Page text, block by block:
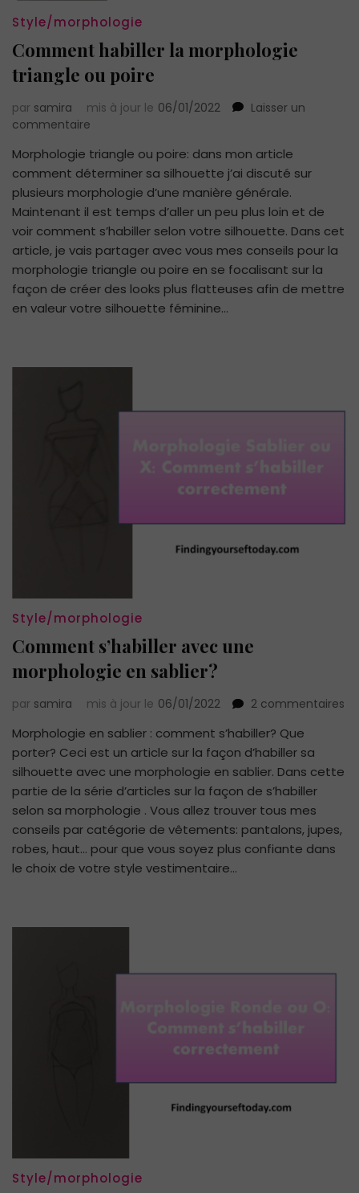
Style/morphologie
Comment habiller la morphologie
triangle ou poire
par samira mis à jour le 06/01/2022
Laisser un
commentaire
habiller
la
morphologie
triangle
ou
Morphologie triangle ou poire: dans mon article
comment déterminer sa silhouette j’ai discuté sur
plusieurs morphologie d’une manière générale.
Maintenant il est temps d’aller un peu plus loin et de
voir comment s’habiller selon votre silhouette. Dans cet
article, je vais partager avec vous mes conseils pour la
morphologie triangle ou poire en se focalisant sur la
façon de créer des looks plus flatteuses afin de mettre
en valeur votre silhouette féminine…
Style/morphologie
Comment s’habiller avec une
morphologie en sablier?
par samira mis à jour le 06/01/2022 2 commentaires
Morphologie en sablier : comment s’habiller? Que
porter? Ceci est un article sur la façon d’habiller sa
silhouette avec une morphologie en sablier. Dans cette
partie de la série d’articles sur la façon de s’habiller
selon sa morphologie . Vous allez trouver tous mes
conseils par catégorie de vêtements: pantalons, jupes,
robes, haut… pour que vous soyez plus confiante dans
le choix de votre style vestimentaire…
Style/morphologie